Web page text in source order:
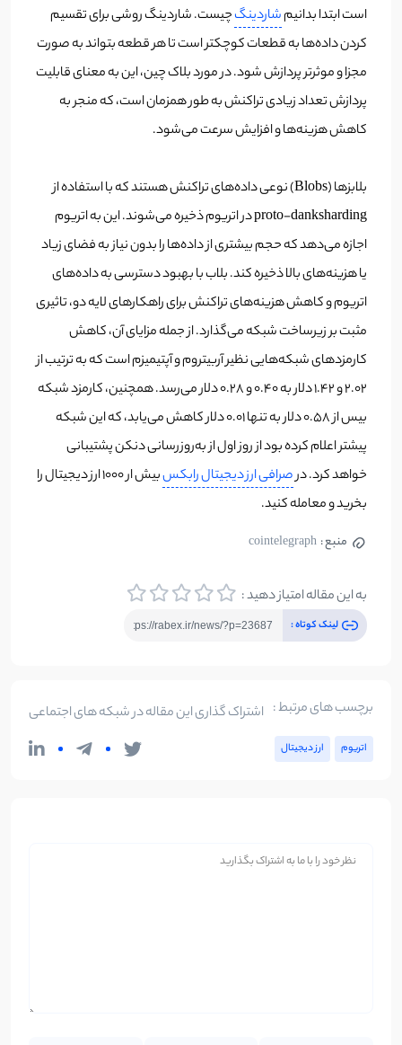
است ابتدا بدانیمشاردینگچیست. شاردینگ روشی برای تقسیم
کردن داده‌ها به قطعات کوچکتر است تا هر قطعه بتواند به صورت
مجزا و موثرتر پردازش شود. در مورد بلاک چین، این به معنای قابلیت
پردازش تعداد زیادی تراکنش به طور همزمان است، که منجر به
کاهش هزینه‌ها و افزایش سرعت می‌شود.
بلابز‌ها (Blobs) نوعی داده‌های تراکنش هستند که با استفاده از
proto-danksharding در اتریوم ذخیره می‌شوند. این به اتریوم
اجازه می‌دهد که حجم بیشتری از داده‌ها را بدون نیاز به فضای زیاد
یا هزینه‌های بالا ذخیره کند. بلاب با بهبود دسترسی به داده‌های
اتریوم و کاهش هزینه‌های تراکنش برای راهکارهای لایه دو، تاثیری
مثبت بر زیرساخت شبکه می‌گذارد. از جمله مزایای آن، کاهش
کارمزدهای شبکه‌هایی نظیر آربیتروم و آپتیمیزم است که به ترتیب از
۲.۰۲ و ۱.۴۲ دلار به ۰.۴۰ و ۰.۲۸ دلار می‌رسد. همچنین، کارمزد شبکه
بیس از ۰.۵۸ دلار به تنها ۰.۰۱ دلار کاهش می‌یابد، که این شبکه
پیشتر اعلام کرده بود از روز اول از به‌روزرسانی دنکن پشتیبانی
خواهد کرد. درصرافی ارز دیجیتال رابکس
بیش ار ۱۰۰۰ ارز دیجیتال را
بخرید و معامله کنید.
منبع : cointelegraph
به این مقاله امتیاز دهید :
لینک کوتاه :
برچسب های مرتبط :
اتریوم ارز دیجیتال
اشتراک گذاری این مقاله در شبکه های اجتماعی